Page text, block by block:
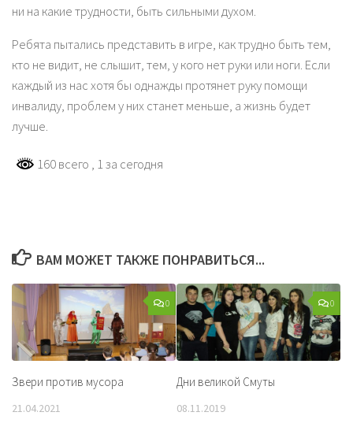
ни на какие трудности, быть сильными духом.
Ребята пытались представить в игре, как трудно быть тем,
кто не видит, не слышит, тем, у кого нет руки или ноги. Если
каждый из нас хотя бы однажды протянет руку помощи
инвалиду, проблем у них станет меньше, а жизнь будет
лучше.
160 всего , 1 за сегодня
ВАМ МОЖЕТ ТАКЖЕ ПОНРАВИТЬСЯ...
0
Звери против мусора
21.04.2021
0
Дни великой Смуты
08.11.2019